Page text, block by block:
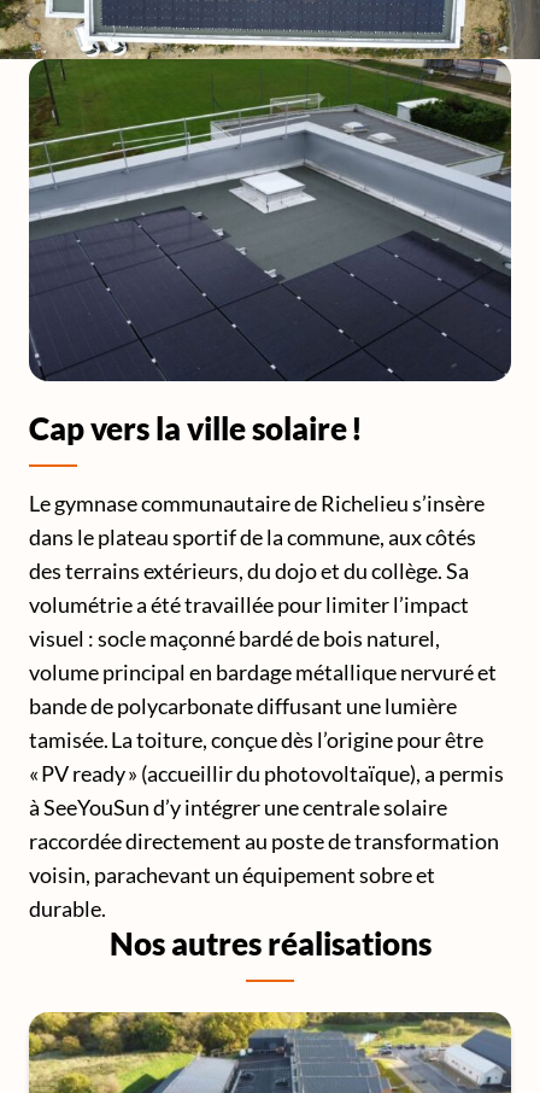
Cap vers la ville solaire !
Le gymnase communautaire de Richelieu s’insère
dans le plateau sportif de la commune, aux côtés
des terrains extérieurs, du dojo et du collège. Sa
volumétrie a été travaillée pour limiter l’impact
visuel : socle maçonné bardé de bois naturel,
volume principal en bardage métallique nervuré et
bande de polycarbonate diffusant une lumière
tamisée. La toiture, conçue dès l’origine pour être
« PV ready » (accueillir du photovoltaïque), a permis
à SeeYouSun d’y intégrer une centrale solaire
raccordée directement au poste de transformation
voisin, parachevant un équipement sobre et
durable.
Nos autres réalisations